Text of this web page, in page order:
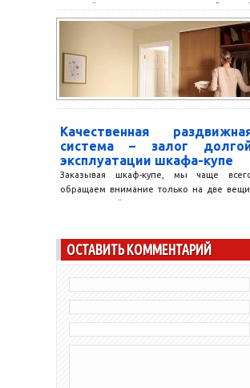
крупнейших поставщиков мебельной
фурнитуры и...
Качественная
система – залог
эксплуатации шкафа-купе
Заказывая шкаф-купе, мы чаще
обращаем внимание только на две
его внешний вид и наличие полок и
ОСТАВИТЬ КОММЕНТАРИЙ